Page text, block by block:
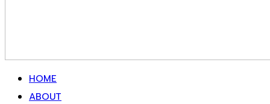
HOME
ABOUT